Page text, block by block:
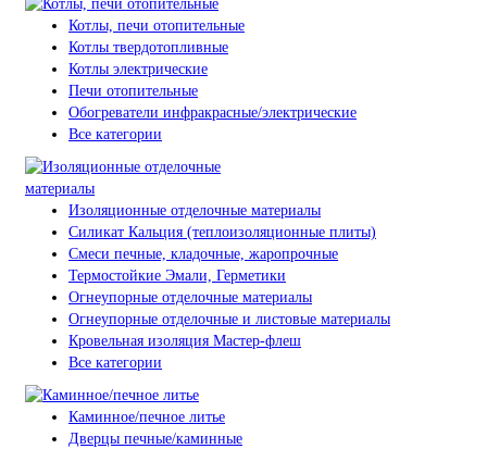
Котлы, печи отопительные
Котлы твердотопливные
Котлы электрические
Печи отопительные
Обогреватели инфракрасные/электрические
Все категории
Изоляционные отделочные материалы
Силикат Кальция (теплоизоляционные плиты)
Смеси печные, кладочные, жаропрочные
Термостойкие Эмали, Герметики
Огнеупорные отделочные материалы
Огнеупорные отделочные и листовые материалы
Кровельная изоляция Мастер-флеш
Все категории
Каминное/печное литье
Дверцы печные/каминные